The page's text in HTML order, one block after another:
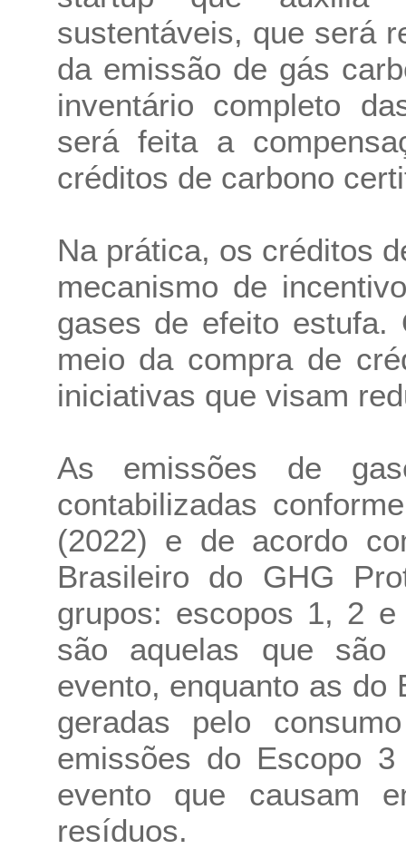
sustentáveis, que será
da emissão de gás
inventário completo
será feita a
créditos de carbono
Na prática, os créditos
mecanismo de
gases de efeito estufa.
meio da compra de
iniciativas que visam
As emissões de
contabilizadas
(2022) e de acordo
Brasileiro do GHG
grupos: escopos 1, 2
são aquelas que são
evento, enquanto as do
geradas pelo
emissões do Escopo
evento que causam
resíduos.